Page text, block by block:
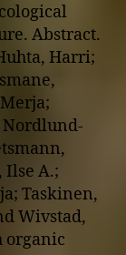
Abstract.
Harri;
Ilse A.;
Taskinen,
Wivstad,
organic